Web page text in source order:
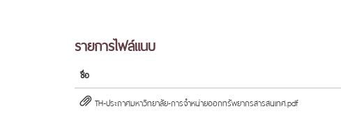
รายการไฟล์แนบ
ชื่อ
TH-ประกาศมหาวิทยาลัย-การจำหน่ายออกทรัพยากรสารสนเทศ.pdf